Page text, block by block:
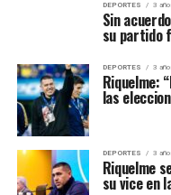
DEPORTES 3
Sin
su partido
DEPORTES 3
Riquelme:
las
DEPORTES 3
Riquelme
su vice en